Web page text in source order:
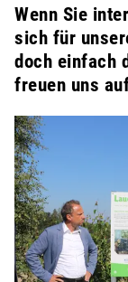
Wenn Sie
sich für
doch einfach
freuen uns